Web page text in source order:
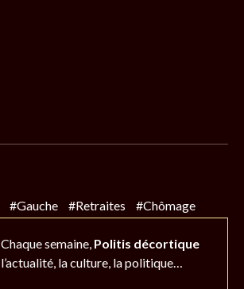
#Gauche #Retraites #Chômage
Chaque semaine, Politis décortique
l’actualité, la culture, la politique…